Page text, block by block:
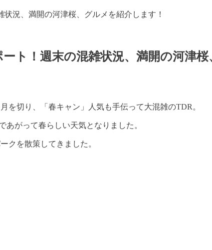
況、満開の河津桜、グルメを紹介します！
ト！週末の混雑状況、満開の河津桜
を切り、「春キャン」人気も手伝って大混雑のTDR。
あがって春らしい天気となりました。
クを散策してきました。